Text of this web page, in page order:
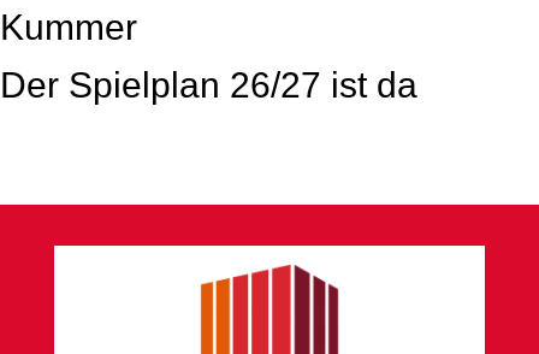
Kummer
Der Spielplan 26/27 ist da